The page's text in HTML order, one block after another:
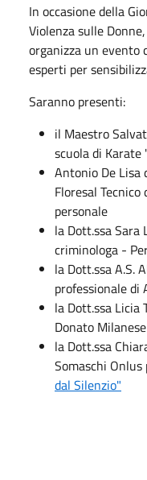
In occasione della
Violenza sulle
organizza un evento
esperti per
Saranno presenti:
il Maestro
scuola di
Antonio De Lisa
Floresal
personale
la Dott.ssa Sara
criminologa -
la Dott.ssa A.S.
professionale di
la Dott.ssa Licia
Donato Milanese
la Dott.ssa
Somaschi Onlus
dal Silenzio"